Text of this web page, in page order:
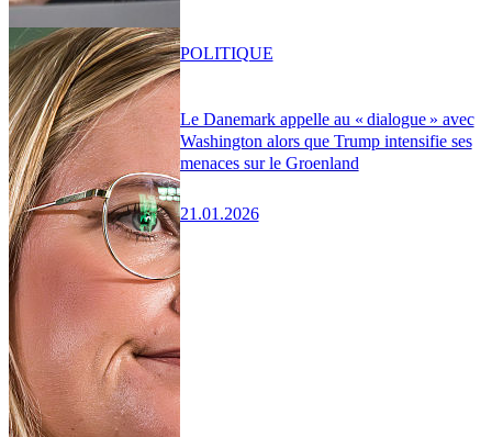
Le Danemark appelle au « dialogue » avec
Washington alors que Trump intensifie ses
menaces sur le Groenland
21.01.2026
POLITIQUE